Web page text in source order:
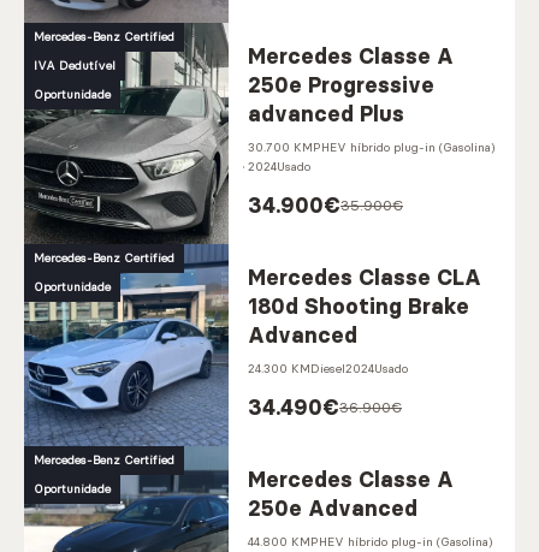
Mercedes-Benz Certified
IVA Dedutível
Oportunidade
Mercedes Classe A
250e Progressive
advanced Plus
30.700 KMPHEV híbrido plug-in (Gasolina)
2024Usado
35.900€
34.900€
Mercedes-Benz Certified
Oportunidade
Mercedes Classe CLA
180d Shooting Brake
Advanced
24.300 KMDiesel2024Usado
36.900€
34.490€
Mercedes-Benz Certified
Oportunidade
Mercedes Classe A
250e Advanced
44.800 KMPHEV híbrido plug-in (Gasolina)